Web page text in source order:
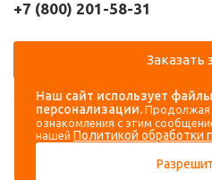
Навигация
Каталог
Аккаунт
Вход
+7 (800) 201-58-31
Заказать
Наш сайт использует
персонализации. Продолжая
ознакомления с этим
нашей Политикой обработки